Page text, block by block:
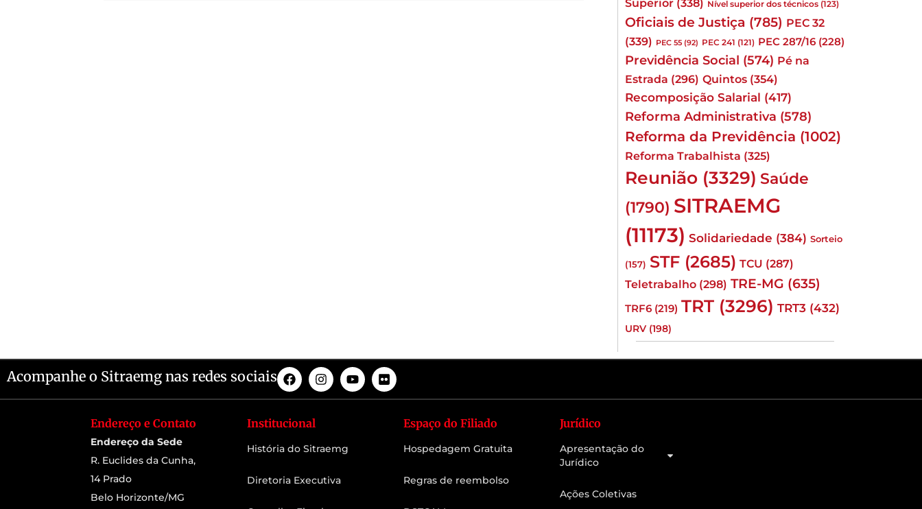
Superior (338) Nível superior dos técnicos (123)
Oficiais de Justiça (785) PEC 32
(339) PEC 55 (92) PEC 241 (121) PEC 287/16 (228)
Previdência Social (574) Pé na
Estrada (296) Quintos (354)
Recomposição Salarial (417)
Reforma Administrativa (578)
Reforma da Previdência (1002)
Reforma Trabalhista (325)
Reunião (3329) Saúde
(1790) SITRAEMG
(11173) Solidariedade (384) Sorteio
(157) STF (2685) TCU (287)
Teletrabalho (298) TRE-MG (635)
TRF6 (219) TRT (3296) TRT3 (432)
URV (198)
Acompanhe o Sitraemg nas redes sociais
Endereço e Contato
Endereço da Sede
R. Euclides da Cunha,
14 Prado
Belo Horizonte/MG
Institucional
História do Sitraemg
Diretoria Executiva
Espaço do Filiado
Hospedagem Gratuita
Regras de reembolso
Jurídico
Apresentação do
Jurídico
Ações Coletivas